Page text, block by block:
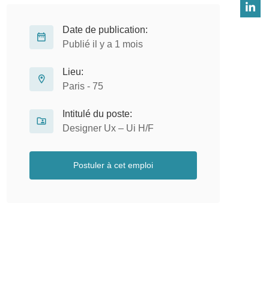
Date de publication:
Publié il y a 1 mois
Lieu:
Paris - 75
Intitulé du poste:
Designer Ux – Ui H/F
Postuler à cet emploi